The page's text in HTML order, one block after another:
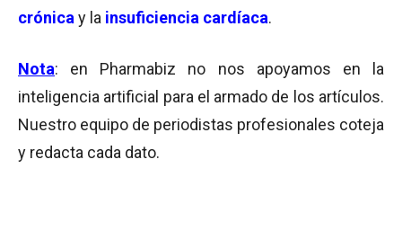
crónica y la insuficiencia cardíaca.
Nota: en Pharmabiz no nos apoyamos en la
inteligencia artificial para el armado de los artículos.
Nuestro equipo de periodistas profesionales coteja
y redacta cada dato.